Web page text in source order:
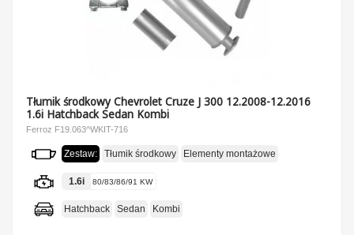
Tłumik środkowy Chevrolet Cruze J 300 12.2008-12.2016
1.6i Hatchback Sedan Kombi
Ferroz F19.063^WKIT-716
Zestaw: Tłumik środkowy Elementy montażowe
1.6i 80/83/86/91 KW
Hatchback Sedan Kombi